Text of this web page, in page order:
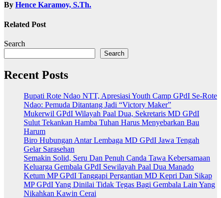
By Hence Karamoy, S.Th.
Related Post
Search
Search
Recent Posts
Bupati Rote Ndao NTT, Apresiasi Youth Camp GPdI Se-Rote
Ndao: Pemuda Ditantang Jadi “Victory Maker”
Mukerwil GPdI Wilayah Paal Dua, Sekretaris MD GPdI
Sulut Tekankan Hamba Tuhan Harus Menyebarkan Bau
Harum
Biro Hubungan Antar Lembaga MD GPdI Jawa Tengah
Gelar Sarasehan
Semakin Solid, Seru Dan Penuh Canda Tawa Kebersamaan
Keluarga Gembala GPdI Sewilayah Paal Dua Manado
Ketum MP GPdI Tanggapi Pergantian MD Kepri Dan Sikap
MP GPdI Yang Dinilai Tidak Tegas Bagi Gembala Lain Yang
Nikahkan Kawin Cerai